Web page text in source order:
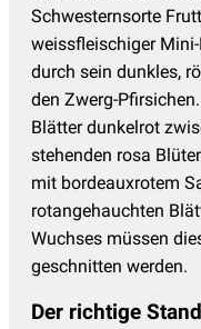
Schwesternsorte
weissfleischiger
durch sein dunkles,
den Zwerg-
Blätter dunkelrot
stehenden rosa
mit bordeauxrotem
rotangehauchten
Wuchses müssen
geschnitten werden.
Der richtige